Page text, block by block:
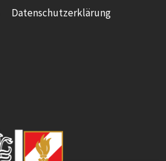
Datenschutzerklärung